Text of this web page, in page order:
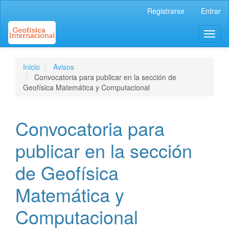
Contenido
principal
Barra
Registrarse Entrar
Inicio
Avisos
Convocatoria para publicar en la sección de
Geofísica Matemática y Computacional
Convocatoria para
publicar en la sección
de Geofísica
Matemática y
Computacional